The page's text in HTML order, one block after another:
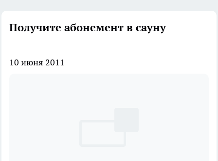
Получите абонемент в сауну
10 июня 2011